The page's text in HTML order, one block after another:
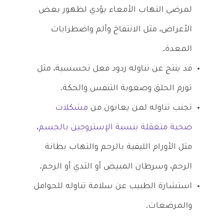
لمرضى التهاب الأمعاء يؤدي لظهور بعض
الأعراض، مثل الانتفاخ وألم واضطرابات
المعدة.
قد ينتج عن تناوله ردود فعل تحسسية، مثل
تورم الحلق وصعوبة التنفس والحكة.
تجنب تناوله لمن يعانون من مشكلات
صحية متعقلة بنسبة الإستروجين بالجسم،
مثل الأورام الليفية بالرحم والتهاب بطانة
الرحم، وسرطان المبيض أو الثدي أو الرحم.
استشارة الطبيب عن سلامة تناوله للحوامل
والمرضعات.